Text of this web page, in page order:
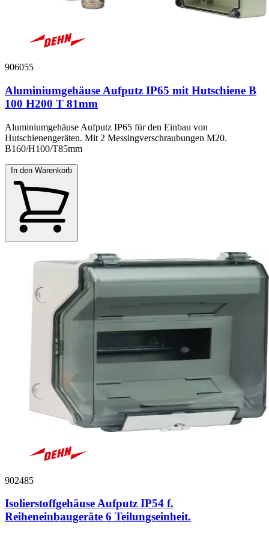
906055
Aluminiumgehäuse Aufputz IP65 mit Hutschiene B
100 H200 T 81mm
Aluminiumgehäuse Aufputz IP65 für den Einbau von
Hutschienengeräten. Mit 2 Messingverschraubungen M20.
B160/H100/T85mm
In den Warenkorb
902485
Isolierstoffgehäuse Aufputz IP54 f.
Reiheneinbaugeräte 6 Teilungseinheit.